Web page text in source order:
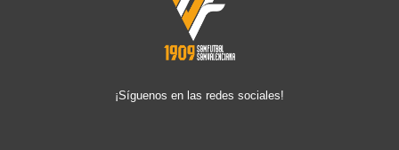
¡Síguenos en las redes sociales!